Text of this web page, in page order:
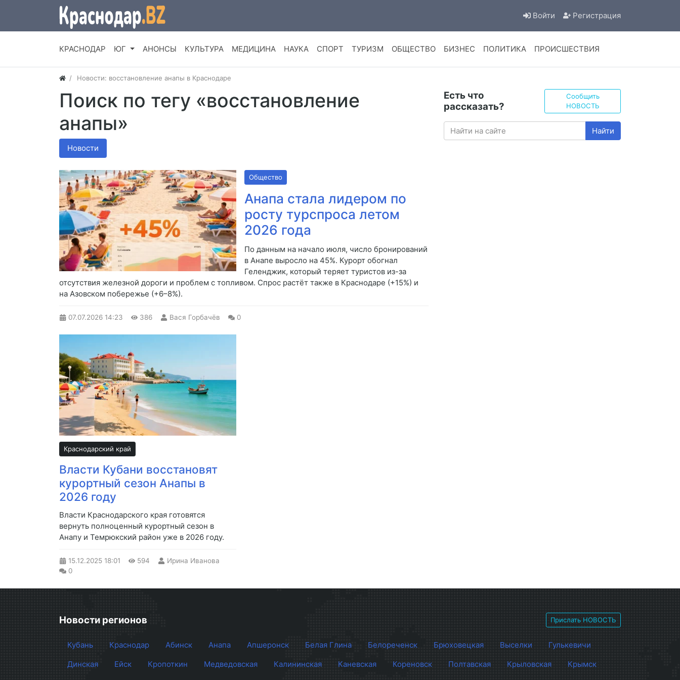
Войти Регистрация
КРАСНОДАР ЮГ АНОНСЫ КУЛЬТУРА МЕДИЦИНА НАУКА СПОРТ ТУРИЗМ ОБЩЕСТВО БИЗНЕС ПОЛИТИКА ПРОИСШЕСТВИЯ
Новости: восстановление анапы в Краснодаре
Поиск по тегу «восстановление
анапы»
Новости
Общество
Анапа стала лидером по
росту турспроса летом
2026 года
По данным на начало июля, число бронирований
в Анапе выросло на 45%. Курорт обогнал
Геленджик, который теряет туристов из-за
отсутствия железной дороги и проблем с топливом. Спрос растёт также в Краснодаре (+15%) и
на Азовском побережье (+6–8%).
07.07.2026 14:23 386 Вася Горбачёв 0
Краснодарский край
Власти Кубани восстановят
курортный сезон Анапы в
2026 году
Власти Краснодарского края готовятся
вернуть полноценный курортный сезон в
Анапу и Темрюкский район уже в 2026 году.
15.12.2025 18:01 594
Ирина Иванова
0
Есть что
рассказать?
Сообщить
НОВОСТЬ
Найти
Новости регионов Прислать НОВОСТЬ
Кубань Краснодар Абинск Анапа Апшеронск Белая Глина Белореченск Брюховецкая Выселки
Гулькевичи
Динская
Ейск Кропоткин Медведовская Калининская Каневская Кореновск Полтавская Крыловская
Крымск